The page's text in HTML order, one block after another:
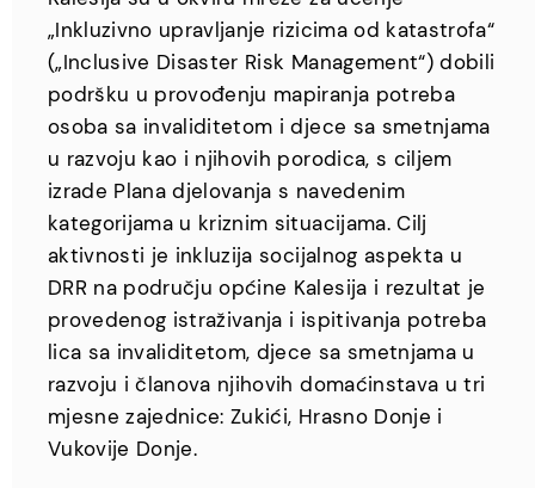
„Inkluzivno upravljanje rizicima od katastrofa“
(„Inclusive Disaster Risk Management“) dobili
podršku u provođenju mapiranja potreba
osoba sa invaliditetom i djece sa smetnjama
u razvoju kao i njihovih porodica, s ciljem
izrade Plana djelovanja s navedenim
kategorijama u kriznim situacijama. Cilj
aktivnosti je inkluzija socijalnog aspekta u
DRR na području općine Kalesija i rezultat je
provedenog istraživanja i ispitivanja potreba
lica sa invaliditetom, djece sa smetnjama u
razvoju i članova njihovih domaćinstava u tri
mjesne zajednice: Zukići, Hrasno Donje i
Vukovije Donje.